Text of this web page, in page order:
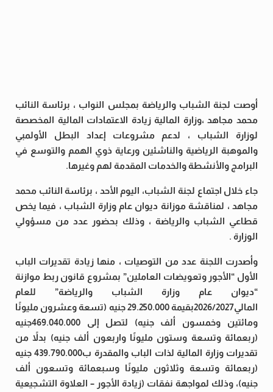
أوصت لجنة الشباب والرياضة بمجلس النواب ، برئاسة النائب
محمد مجاهد ،وزارة المالية زيادة الاعتمادات المالية المخصصة
لوزارة الشباب ، لدعم مشروعات إعداد البطل الأولمبي
والموهبة الرياضية والناشئين ورعاية ذوي الهمم والتوسع في
البرامج والأنشطة والخدمات المقدمة لهم وغيرها.
جاء خلال اجتماع لجنة الشباب، اليوم الأحد ، برئاسة النائب محمد
مجاهد ، لمناقشة موزانة ديوان عام وزارة الشباب ، فيما يخص
قطاعي الشباب والرياضة ، وذلك بحضور عدد من مسؤولي
الوزارة .
وأصدرت اللجنة عدد من التوصيات ، منها زيادة تقديرات الباب
الأول “الأجور وتعويضات العاملين” بمشروع قانون ربط موازنة
“ديوان عام وزارة الشباب والرياضة” للعام
المالي2026/2027بقيمة 29.250.000 جنيه (تسعة وعشرون مليونًا
ومائتين وخمسون ألف جنيه) لتصل إلى 469.040.000جنيه
(ربعمائة وتسعة وستون مليونًا واربعون ألف جنيه) بدلاً من
تقديرات وزارة المالية لذات الباب والمقدرة ب439.790.000 جنيه
(ربعمائة وتسعة وثلاثون مليونًا وسبعمائة وتسعون ألف
جنيه)، وذلك لمواجهة نفقات (زيادة الأجور – العلاوة التشجيعية